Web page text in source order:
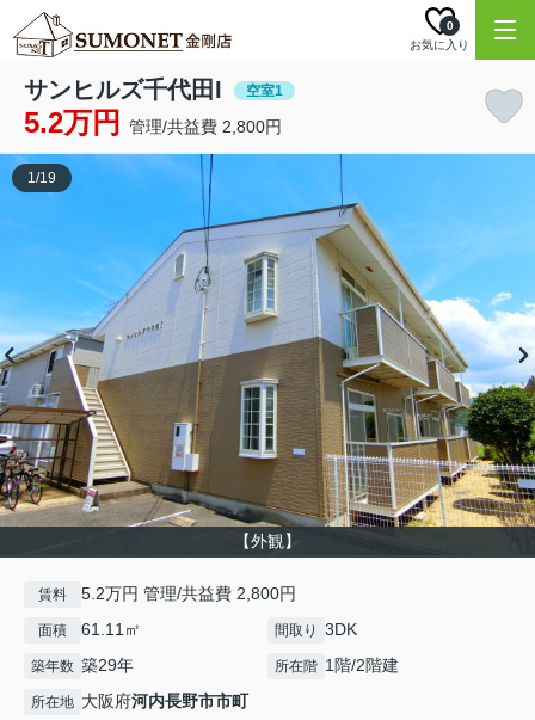
お気に入り
0
サンヒルズ千代田I 空室1
5.2万円 管理/共益費 2,800円
【外観】
1/19
賃料 5.2万円 管理/共益費 2,800円
面積 61.11㎡ 間取り 3DK
築年数 築29年 所在階 1階/2階建
所在地 大阪府河内長野市市町